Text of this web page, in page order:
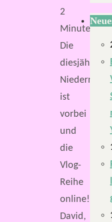
2
Minuten
Die
diesjährige
ist
vorbei
und
die
Vlog-
Reihe
online!
David,